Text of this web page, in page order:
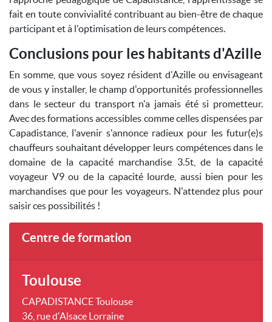
fait en toute convivialité contribuant au bien-être de chaque
participant et à l'optimisation de leurs compétences.
Conclusions pour les habitants d'Azille
En somme, que vous soyez résident d'Azille ou envisageant
de vous y installer, le champ d'opportunités professionnelles
dans le secteur du transport n'a jamais été si prometteur.
Avec des formations accessibles comme celles dispensées par
Capadistance, l'avenir s'annonce radieux pour les futur(e)s
chauffeurs souhaitant développer leurs compétences dans le
domaine de la capacité marchandise 3.5t, de la capacité
voyageur V9 ou de la capacité lourde, aussi bien pour les
marchandises que pour les voyageurs. N'attendez plus pour
saisir ces possibilités !
Centre de formation
Toulouse
CAPADISTANCE Toulouse
36, rue d'Alsace Lorraine